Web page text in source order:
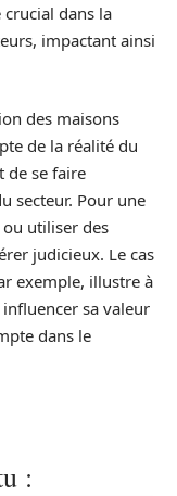
dans la
impactant ainsi
des maisons
de la réalité du
de se faire
secteur. Pour une
utiliser des
judicieux. Le cas
exemple, illustre à
sa valeur
dans le
: